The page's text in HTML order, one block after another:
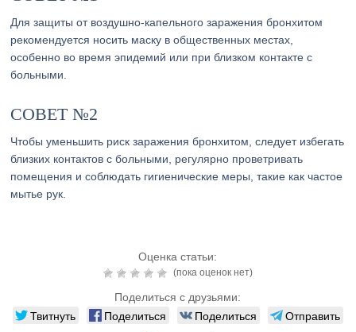
Для защиты от воздушно-капельного заражения бронхитом
рекомендуется носить маску в общественных местах,
особенно во время эпидемий или при близком контакте с
больными.
СОВЕТ №2
Чтобы уменьшить риск заражения бронхитом, следует избегать
близких контактов с больными, регулярно проветривать
помещения и соблюдать гигиенические меры, такие как частое
мытье рук.
Оценка статьи:
(пока оценок нет)
Поделиться с друзьями:
Твитнуть Поделиться Поделиться
Отправить